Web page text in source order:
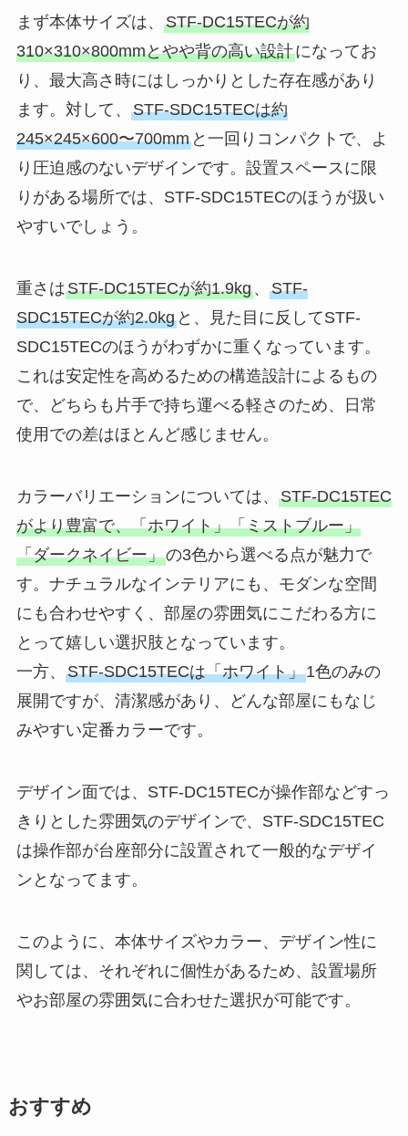
まず本体サイズは、 STF-DC15TECが約
310×310×800mmとやや背の高い設計になってお
り、最大高さ時にはしっかりとした存在感があり
ます。対して、 STF-SDC15TECは約
245×245×600〜700mmと一回りコンパクトで、よ
り圧迫感のないデザインです。設置スペースに限
りがある場所では、STF-SDC15TECのほうが扱い
やすいでしょう。
重さはSTF-DC15TECが約1.9kg、 STF-
SDC15TECが約2.0kgと、見た目に反してSTF-
SDC15TECのほうがわずかに重くなっています。
これは安定性を高めるための構造設計によるもの
で、どちらも片手で持ち運べる軽さのため、日常
使用での差はほとんど感じません。
カラーバリエーションについては、 STF-DC15TEC
がより豊富で、「ホワイト」「ミストブルー」
「ダークネイビー」の3色から選べる点が魅力で
す。ナチュラルなインテリアにも、モダンな空間
にも合わせやすく、部屋の雰囲気にこだわる方に
とって嬉しい選択肢となっています。
一方、 STF-SDC15TECは「ホワイト」1色のみの
展開ですが、清潔感があり、どんな部屋にもなじ
みやすい定番カラーです。
デザイン面では、STF-DC15TECが操作部などすっ
きりとした雰囲気のデザインで、STF-SDC15TEC
は操作部が台座部分に設置されて一般的なデザイ
ンとなってます。
このように、本体サイズやカラー、デザイン性に
関しては、それぞれに個性があるため、設置場所
やお部屋の雰囲気に合わせた選択が可能です。
おすすめ